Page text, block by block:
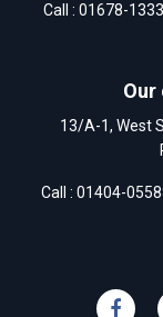
Call : 01678-
Our
13/A-1, West
Call : 01404-